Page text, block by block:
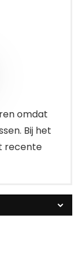
omdat
Bij het
recente